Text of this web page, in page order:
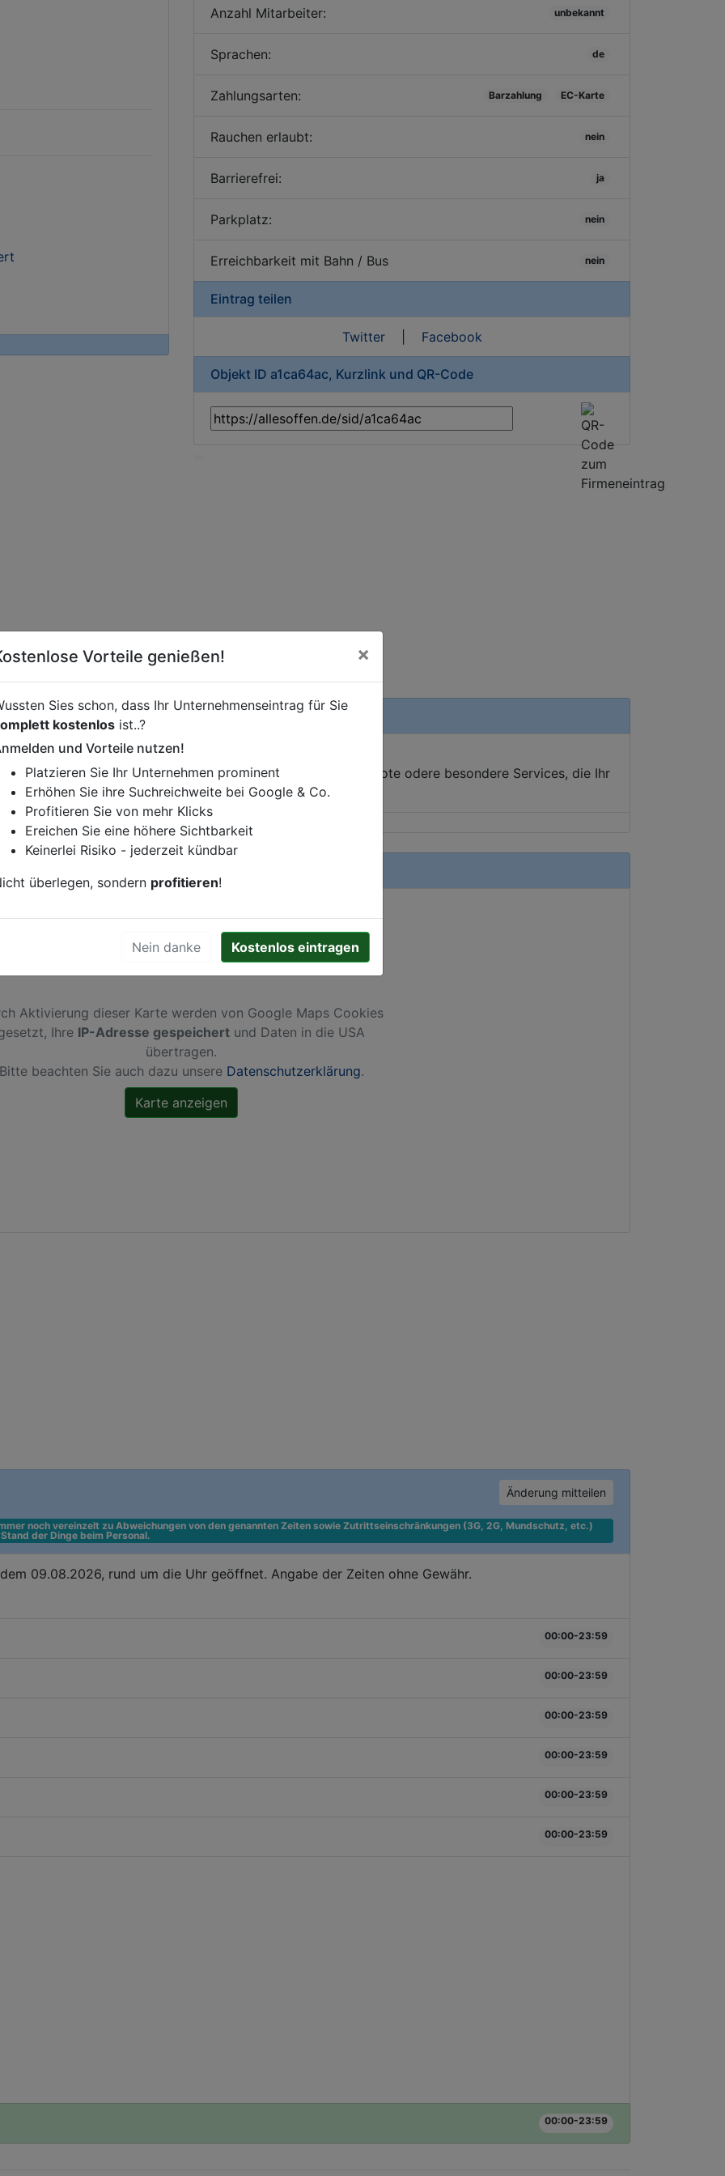
Änderung mitteilen
noch vereinzelt zu Abweichungen von den genannten Zeiten sowie Zutrittseinschränkungen (3G, 2G, Mundschutz, etc.)
der Dinge beim Personal.
09.08.2026, rund um die Uhr geöffnet. Angabe der Zeiten ohne Gewähr.
00:00-23:59
00:00-23:59
00:00-23:59
00:00-23:59
00:00-23:59
00:00-23:59
00:00-23:59
Anzahl Mitarbeiter: unbekannt
Sprachen: de
Zahlungsarten: Barzahlung EC-Karte
Rauchen erlaubt: nein
Barrierefrei: ja
Parkplatz: nein
Erreichbarkeit mit Bahn / Bus nein
Eintrag teilen
Twitter| Facebook
Objekt ID a1ca64ac, Kurzlink und QR-Code
oder andere relevante Informationen hinzufügen?
Gerne erweitern wir Ihren Firmeneintrag um Sonderangebote odere besondere Services, die Ihr
Ihren Wettbewerbern abheben.
Aktivierung dieser Karte werden von Google Maps Cookies
Ihre IP-Adresse gespeichert und Daten in die USA
übertragen.
Bitte beachten Sie auch dazu unsere Datenschutzerklärung.
Vorteile genießen! ×
Sies schon, dass Ihr Unternehmenseintrag für Sie
kostenlos ist..?
und Vorteile nutzen!
Platzieren Sie Ihr Unternehmen prominent
Erhöhen Sie ihre Suchreichweite bei Google & Co.
Profitieren Sie von mehr Klicks
Ereichen Sie eine höhere Sichtbarkeit
Keinerlei Risiko - jederzeit kündbar
überlegen, sondern profitieren!
Nein danke Kostenlos eintragen